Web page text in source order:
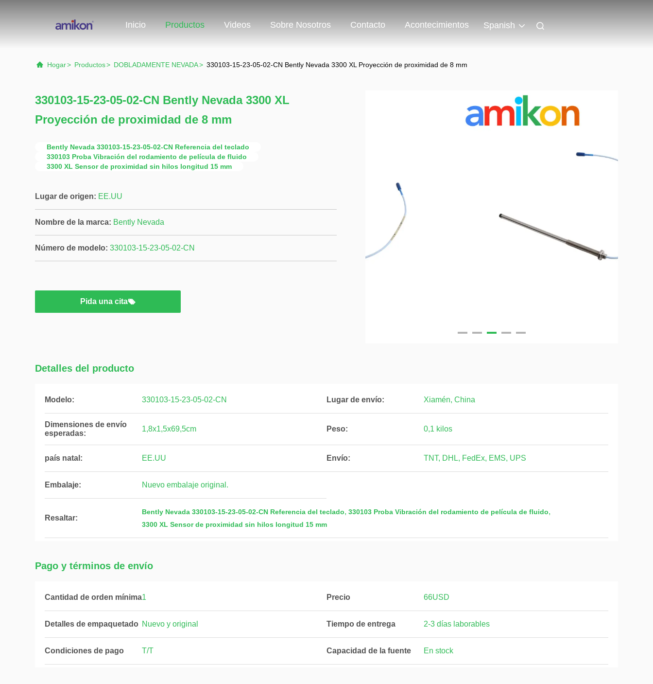
Inicio Productos Videos Sobre Nosotros Contacto Acontecimientos Spanish
Hogar> Productos> DOBLADAMENTE NEVADA> 330103-15-23-05-02-CN Bently Nevada 3300 XL Proyección de proximidad de 8 mm
330103-15-23-05-02-CN Bently Nevada 3300 XL
Proyección de proximidad de 8 mm
Bently Nevada 330103-15-23-05-02-CN Referencia del teclado
330103 Proba Vibración del rodamiento de película de fluido
3300 XL Sensor de proximidad sin hilos longitud 15 mm
Lugar de origen: EE.UU
Nombre de la marca: Bently Nevada
Número de modelo: 330103-15-23-05-02-CN
Pida una cita
Detalles del producto
Modelo: 330103-15-23-05-02-CN Lugar de envío: Xiamén, China
Dimensiones de envío
esperadas:
1,8x1,5x69,5cm Peso: 0,1 kilos
país natal: EE.UU Envío: TNT, DHL, FedEx, EMS, UPS
Embalaje: Nuevo embalaje original.
Resaltar:
Bently Nevada 330103-15-23-05-02-CN Referencia del teclado, 330103 Proba Vibración del rodamiento de película de fluido,
3300 XL Sensor de proximidad sin hilos longitud 15 mm
Pago y términos de envío
Cantidad de orden mínima1 Precio 66USD
Detalles de empaquetado Nuevo y original Tiempo de entrega 2-3 días laborables
Condiciones de pago T/T Capacidad de la fuente En stock